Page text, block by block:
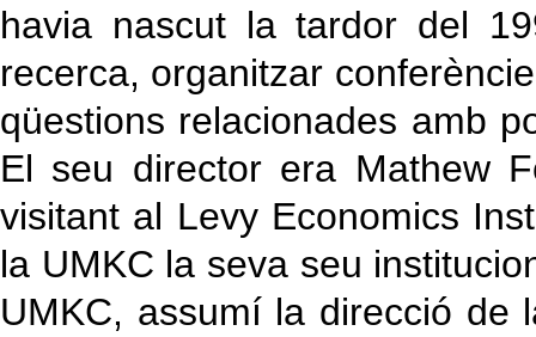
havia nascut la tardor del
recerca, organitzar
qüestions relacionades amb
El seu director era Mathew
visitant al Levy Economics
la UMKC la seva seu
UMKC, assumí la direcció de